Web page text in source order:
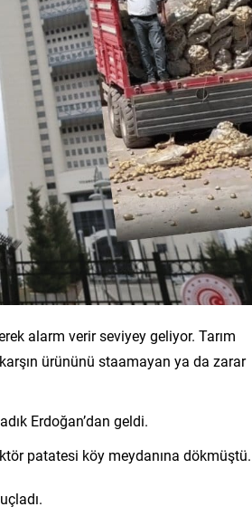
alarm verir seviyey geliyor. Tarım
ürününü staamayan ya da zarar
Erdoğan’dan geldi.
patatesi köy meydanına dökmüştü.